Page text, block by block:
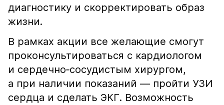
диагностику и скорректировать образ
жизни.
В рамках акции все желающие смогут
проконсультироваться с кардиологом
и сердечно‑сосудистым хирургом,
а при наличии показаний — пройти УЗИ
сердца и сделать ЭКГ. Возможность